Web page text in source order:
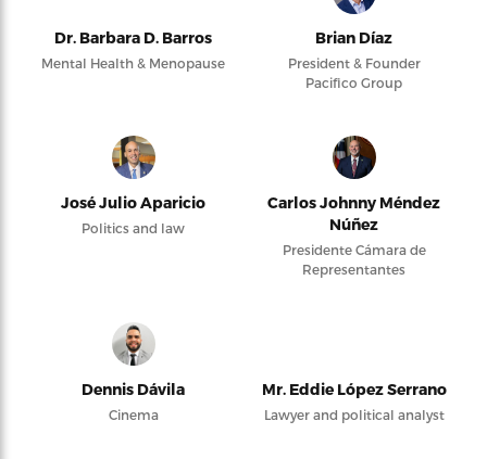
Dr. Barbara D. Barros
Mental Health & Menopause
Brian Díaz
President & Founder
Pacifico Group
José Julio Aparicio
Politics and law
Carlos Johnny Méndez
Núñez
Presidente Cámara de
Representantes
Dennis Dávila
Cinema
Mr. Eddie López Serrano
Lawyer and political analyst